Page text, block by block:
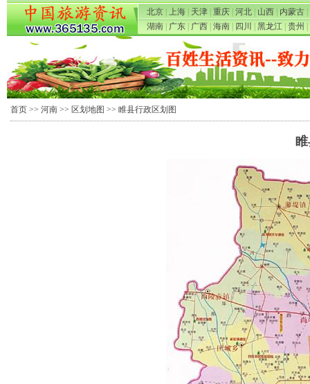
北京 上海 天津 重庆 河北 山西 内蒙古
湖南
广东 广西 海南 四川 黑龙江 贵州
首页 >> 河南 >> 区划地图 >> 睢县行政区划图